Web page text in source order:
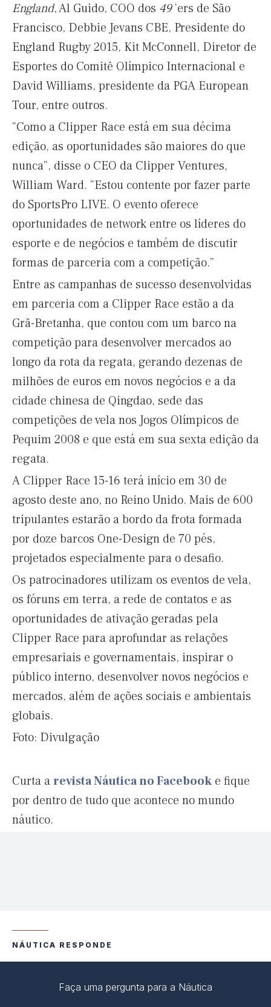
England, Al Guido, COO dos 49‘ers de São
Francisco, Debbie Jevans CBE, Presidente do
England Rugby 2015, Kit McConnell, Diretor de
Esportes do Comitê Olímpico Internacional e
David Williams, presidente da PGA European
Tour, entre outros.
“Como a Clipper Race está em sua décima
edição, as oportunidades são maiores do que
nunca”, disse o CEO da Clipper Ventures,
William Ward. “Estou contente por fazer parte
do SportsPro LIVE. O evento oferece
oportunidades de network entre os líderes do
esporte e de negócios e também de discutir
formas de parceria com a competição.”
Entre as campanhas de sucesso desenvolvidas
em parceria com a Clipper Race estão a da
Grã-Bretanha, que contou com um barco na
competição para desenvolver mercados ao
longo da rota da regata, gerando dezenas de
milhões de euros em novos negócios e a da
cidade chinesa de Qingdao, sede das
competições de vela nos Jogos Olímpicos de
Pequim 2008 e que está em sua sexta edição da
regata.
A Clipper Race 15-16 terá início em 30 de
agosto deste ano, no Reino Unido. Mais de 600
tripulantes estarão a bordo da frota formada
por doze barcos One-Design de 70 pés,
projetados especialmente para o desafio.
Os patrocinadores utilizam os eventos de vela,
os fóruns em terra, a rede de contatos e as
oportunidades de ativação geradas pela
Clipper Race para aprofundar as relações
empresariais e governamentais, inspirar o
público interno, desenvolver novos negócios e
mercados, além de ações sociais e ambientais
globais.
Foto: Divulgação
Curta arevista Náutica no Facebook e fique
por dentro de tudo que acontece no mundo
náutico.
NÁUTICA RESPONDE
Faça uma pergunta para a Náutica